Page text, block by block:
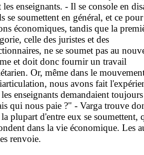
les enseignants. - Il se console en
se soumettent en général, et ce
économiques, tandis que la
celle des juristes et des
ne se soumet pas au
et doit donc fournir un travail
Or, même dans le
nous avons fait
enseignants demandaient
qui nous paie ?" - Varga trouve
plupart d'entre eux se soumettent,
dans la vie économique. Les
renvoie.